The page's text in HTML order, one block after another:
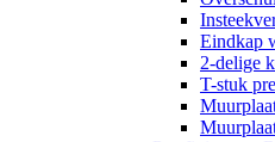
Eindkap
2-delige
T-stuk